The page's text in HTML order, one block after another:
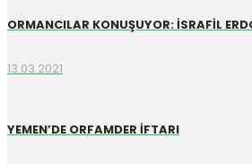
ORMANCILAR KONUŞUYOR: İSRAFİL
13.03.2021
YEMEN’DE ORFAMDER İFTARI